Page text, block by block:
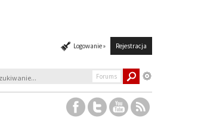
Logowanie » Rejestracja
Forums